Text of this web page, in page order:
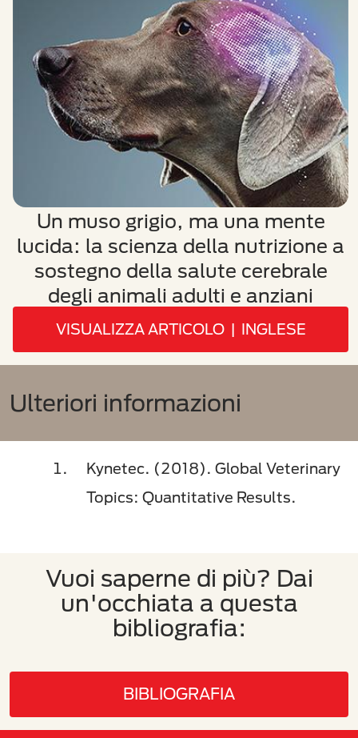
Un muso grigio, ma una mente
lucida: la scienza della nutrizione a
sostegno della salute cerebrale
degli animali adulti e anziani
VISUALIZZA ARTICOLO | INGLESE
Ulteriori informazioni
Kynetec. (2018). Global Veterinary
Topics: Quantitative Results.
Vuoi saperne di più? Dai
un'occhiata a questa
bibliografia:
BIBLIOGRAFIA